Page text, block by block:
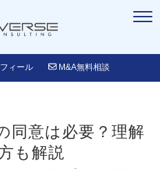
ィール M&A無料相談
同意は必要？理解
も解説